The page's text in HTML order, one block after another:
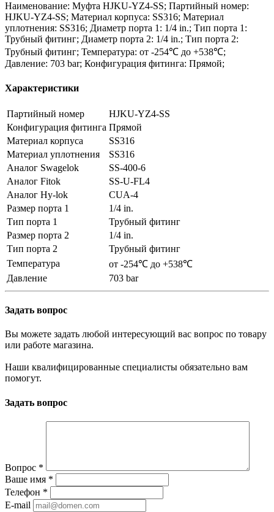
Наименование: Муфта HJKU-YZ4-SS; Партийный номер:
HJKU-YZ4-SS; Материал корпуса: SS316; Материал
уплотнения: SS316; Диаметр порта 1: 1/4 in.; Тип порта 1:
Трубный фитинг; Диаметр порта 2: 1/4 in.; Тип порта 2:
Трубный фитинг; Температура: от -254℃ до +538℃;
Давление: 703 bar; Конфигурация фитинга: Прямой;
Характеристики
Партийный номер
HJKU-YZ4-SS
Конфигурация фитинга Прямой
Материал корпуса
SS316
Материал уплотнения
SS316
Аналог Swagelok
SS-400-6
Аналог Fitok
SS-U-FL4
Аналог Hy-lok
CUA-4
Размер порта 1
1/4 in.
Тип порта 1
Трубный фитинг
Размер порта 2
1/4 in.
Тип порта 2
Трубный фитинг
Температура
от -254℃ до +538℃
Давление
703 bar
Задать вопрос
Вы можете задать любой интересующий вас вопрос по товару
или работе магазина.
Наши квалифицированные специалисты обязательно вам
помогут.
Задать вопрос
Вопрос *
Ваше имя *
Телефон *
E-mail